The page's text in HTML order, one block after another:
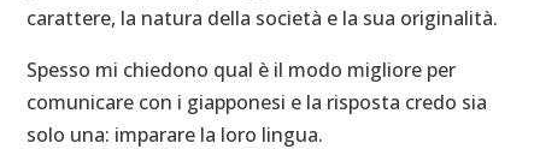
carattere, la natura della società e la sua originalità.
Spesso mi chiedono qual è il modo migliore per
comunicare con i giapponesi e la risposta credo sia
solo una: imparare la loro lingua.